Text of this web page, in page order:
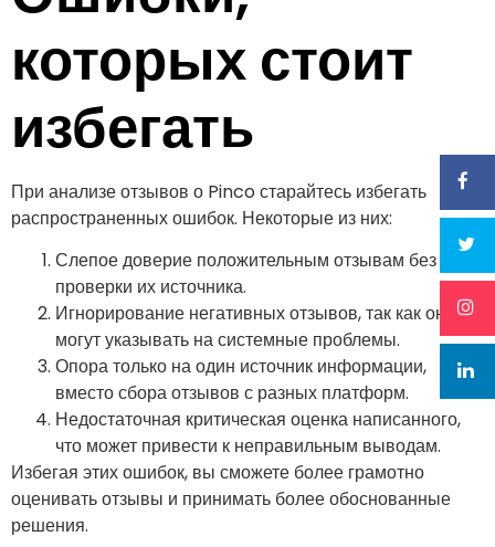
которых стоит
избегать
При анализе отзывов о Pinco старайтесь избегать
распространенных ошибок. Некоторые из них:
Слепое доверие положительным отзывам без
проверки их источника.
Игнорирование негативных отзывов, так как они
могут указывать на системные проблемы.
Опора только на один источник информации,
вместо сбора отзывов с разных платформ.
Недостаточная критическая оценка написанного,
что может привести к неправильным выводам.
Избегая этих ошибок, вы сможете более грамотно
оценивать отзывы и принимать более обоснованные
решения.